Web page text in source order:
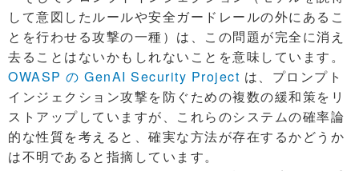
して意図したルールや安全ガードレールの外にあるこ
とを行わせる攻撃の一種）は、この問題が完全に消え
去ることはないかもしれないことを意味しています。
OWASP の GenAI Security Project は、プロンプト
インジェクション攻撃を防ぐための複数の緩和策をリ
ストアップしていますが、これらのシステムの確率論
的な性質を考えると、確実な方法が存在するかどうか
は不明であると指摘しています。